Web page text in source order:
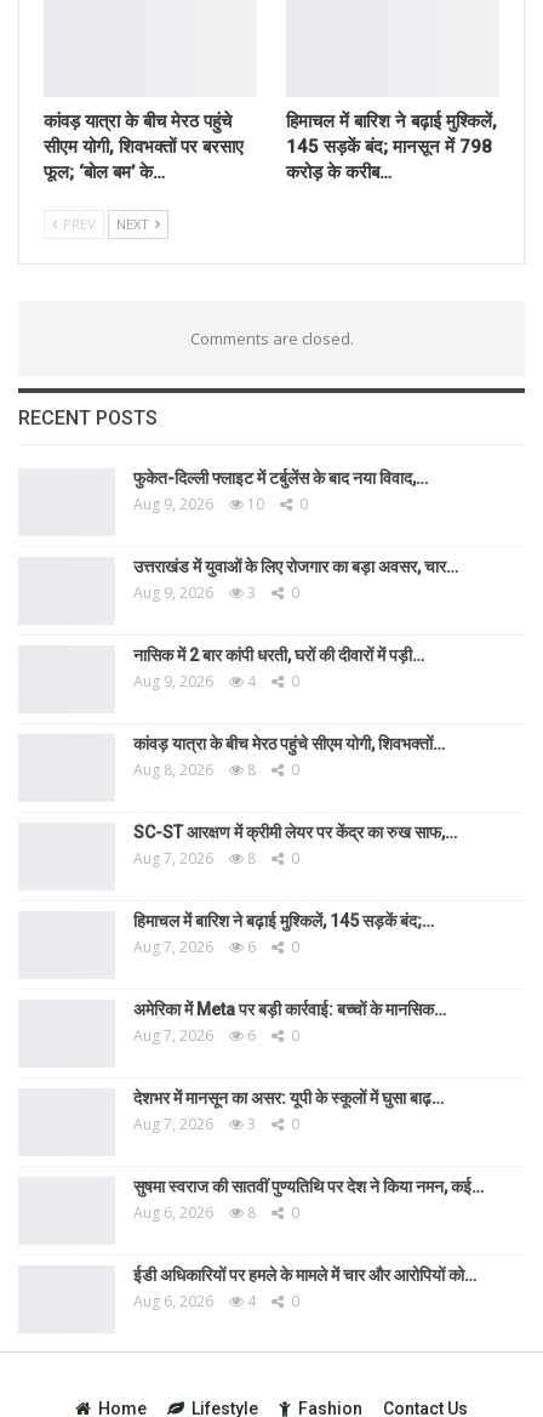
कांवड़ यात्रा के बीच मेरठ पहुंचे
सीएम योगी, शिवभक्तों पर बरसाए
फूल; ‘बोल बम’ के…
हिमाचल में बारिश ने बढ़ाई मुश्किलें,
145 सड़कें बंद; मानसून में 798
करोड़ के करीब…
PREV NEXT
Comments are closed.
RECENT POSTS
फुकेत-दिल्ली फ्लाइट में टर्बुलेंस के बाद नया विवाद,…
Aug 9, 2026 10 0
उत्तराखंड में युवाओं के लिए रोजगार का बड़ा अवसर, चार…
Aug 9, 2026 3 0
नासिक में 2 बार कांपी धरती, घरों की दीवारों में पड़ी…
Aug 9, 2026 4 0
कांवड़ यात्रा के बीच मेरठ पहुंचे सीएम योगी, शिवभक्तों…
Aug 8, 2026 8 0
SC-ST आरक्षण में क्रीमी लेयर पर केंद्र का रुख साफ,…
Aug 7, 2026 8 0
हिमाचल में बारिश ने बढ़ाई मुश्किलें, 145 सड़कें बंद;…
Aug 7, 2026 6 0
अमेरिका में Meta पर बड़ी कार्रवाई: बच्चों के मानसिक…
Aug 7, 2026 6 0
देशभर में मानसून का असर: यूपी के स्कूलों में घुसा बाढ़…
Aug 7, 2026 3 0
सुषमा स्वराज की सातवीं पुण्यतिथि पर देश ने किया नमन, कई…
Aug 6, 2026 8 0
ईडी अधिकारियों पर हमले के मामले में चार और आरोपियों को…
Aug 6, 2026 4 0
Home Lifestyle Fashion Contact Us